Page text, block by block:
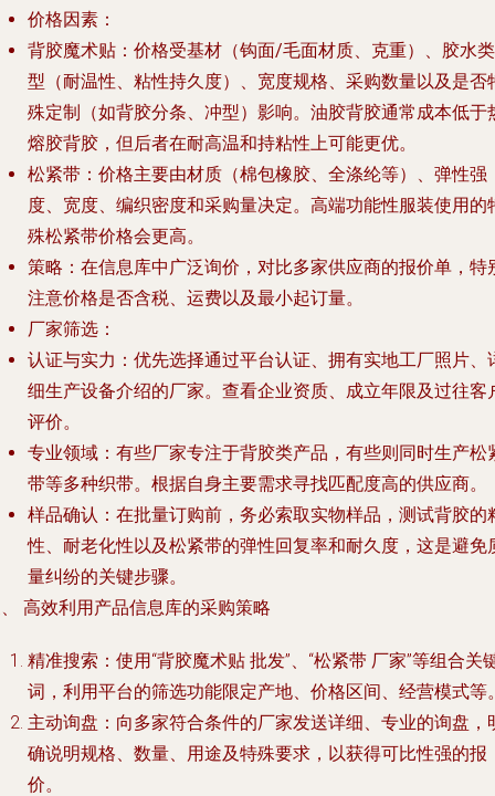
价格因素 ：
背胶魔术贴 ：价格受基材（钩面/毛面材质、克重）、胶水类
型（耐温性、粘性持久度）、宽度规格、采购数量以及是否
殊定制（如背胶分条、冲型）影响。油胶背胶通常成本低于
熔胶背胶，但后者在耐高温和持粘性上可能更优。
松紧带 ：价格主要由材质（棉包橡胶、全涤纶等）、弹性强
度、宽度、编织密度和采购量决定。高端功能性服装使用的
殊松紧带价格会更高。
策略 ：在信息库中广泛询价，对比多家供应商的报价单，特
注意价格是否含税、运费以及最小起订量。
厂家筛选 ：
认证与实力 ：优先选择通过平台认证、拥有实地工厂照片、
细生产设备介绍的厂家。查看企业资质、成立年限及过往客
评价。
专业领域 ：有些厂家专注于背胶类产品，有些则同时生产松
带等多种织带。根据自身主要需求寻找匹配度高的供应商。
样品确认 ：在批量订购前，务必索取实物样品，测试背胶的
性、耐老化性以及松紧带的弹性回复率和耐久度，这是避免
量纠纷的关键步骤。
高效利用产品信息库的采购策略
精准搜索 ：使用“背胶魔术贴 批发”、“松紧带 厂家”等组合关
词，利用平台的筛选功能限定产地、价格区间、经营模式等
主动询盘 ：向多家符合条件的厂家发送详细、专业的询盘，
确说明规格、数量、用途及特殊要求，以获得可比性强的报
价。